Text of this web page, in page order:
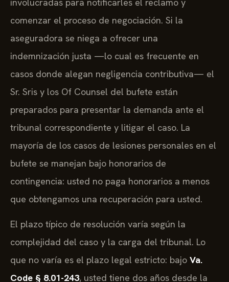
comenzar el proceso de negociación. Si la
aseguradora se niega a ofrecer una
indemnización justa —lo cual es frecuente en
casos donde alegan negligencia contributiva— el
Sr. Sris y los Of Counsel del bufete están
preparados para presentar la demanda ante el
tribunal correspondiente y litigar el caso. La
mayoría de los casos de lesiones personales en el
bufete se manejan bajo honorarios de
contingencia: usted no paga honorarios a menos
que obtengamos una recuperación para usted.
El plazo típico de resolución varía según la
complejidad del caso y la carga del tribunal. Lo
que no varía es el plazo legal estricto: bajo Va.
Code § 8.01-243, usted tiene dos años desde la